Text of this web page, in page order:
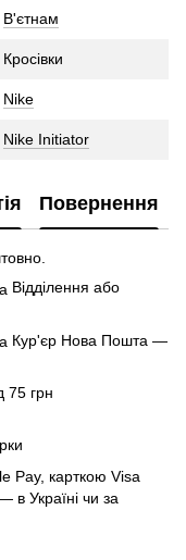
В'єтнам
Кросівки
Nike
Nike Initiator
Повернення
Відділення або
Кур'єр Нова Пошта —
75 грн
Pay, карткою Visa
в Україні чи за